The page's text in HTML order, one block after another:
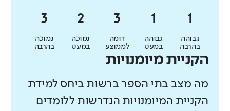
גבוהה
בהרבה
גבוהה
במעט
דומה
לממוצע
נמוכה
במעט
נמוכה
בהרבה
הקניית מיומנויות
מה מצב בתי הספר ברשות ביחס למידת
הקניית המיומנויות הנדרשות ללומדים